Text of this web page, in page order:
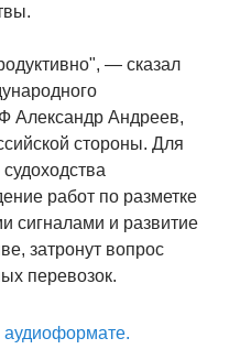
— сказал
Александр Андреев,
стороны. Для
работ по разметке
сигналами и развитие
затронут вопрос
перевозок.